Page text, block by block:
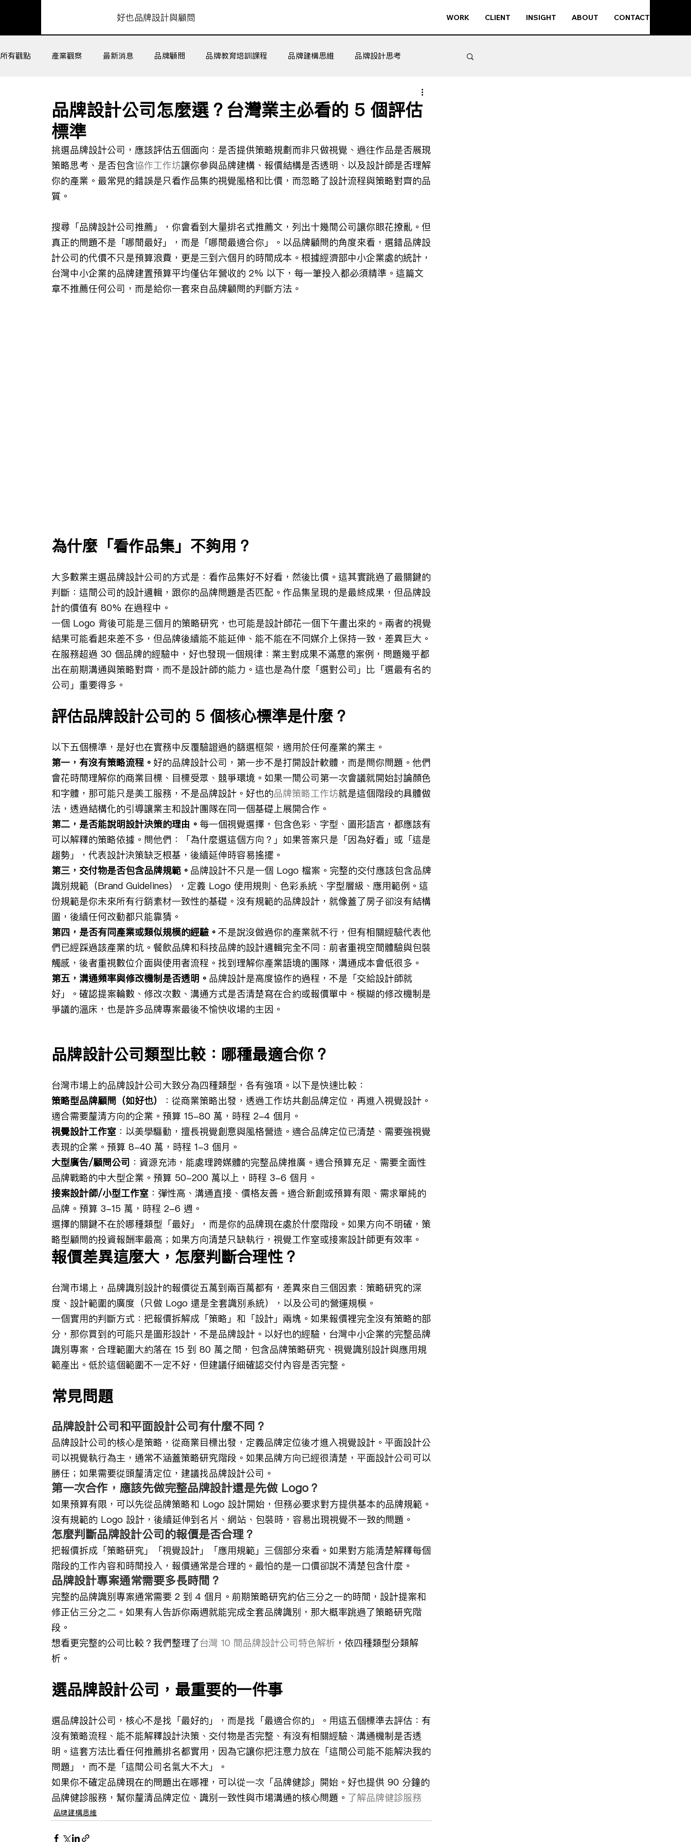
​好也品牌設計與顧問 WORK CLIENT INSIGHT ABOUT CONTACT
所有觀點 產業觀察 最新消息 品牌顧問 品牌教育培訓課程 品牌建構思維 品牌設計思考
品牌設計公司怎麼選？台灣業主必看的 5 個評估
標準
挑選品牌設計公司，應該評估五個面向：是否提供策略規劃而非只做視覺、過往作品是否展現
策略思考、是否包含協作工作坊讓你參與品牌建構、報價結構是否透明、以及設計師是否理解
你的產業。最常見的錯誤是只看作品集的視覺風格和比價，而忽略了設計流程與策略對齊的品
質。
搜尋「品牌設計公司推薦」，你會看到大量排名式推薦文，列出十幾間公司讓你眼花撩亂。但
真正的問題不是「哪間最好」，而是「哪間最適合你」。以品牌顧問的角度來看，選錯品牌設
計公司的代價不只是預算浪費，更是三到六個月的時間成本。根據經濟部中小企業處的統計，
台灣中小企業的品牌建置預算平均僅佔年營收的 2% 以下，每一筆投入都必須精準。這篇文
章不推薦任何公司，而是給你一套來自品牌顧問的判斷方法。
為什麼「看作品集」不夠用？
大多數業主選品牌設計公司的方式是：看作品集好不好看，然後比價。這其實跳過了最關鍵的
判斷：這間公司的設計邏輯，跟你的品牌問題是否匹配。作品集呈現的是最終成果，但品牌設
計的價值有 80% 在過程中。
一個 Logo 背後可能是三個月的策略研究，也可能是設計師花一個下午畫出來的。兩者的視覺
結果可能看起來差不多，但品牌後續能不能延伸、能不能在不同媒介上保持一致，差異巨大。
在服務超過 30 個品牌的經驗中，好也發現一個規律：業主對成果不滿意的案例，問題幾乎都
出在前期溝通與策略對齊，而不是設計師的能力。這也是為什麼「選對公司」比「選最有名的
公司」重要得多。
評估品牌設計公司的 5 個核心標準是什麼？
以下五個標準，是好也在實務中反覆驗證過的篩選框架，適用於任何產業的業主。
第一，有沒有策略流程。 好的品牌設計公司，第一步不是打開設計軟體，而是問你問題。他們
會花時間理解你的商業目標、目標受眾、競爭環境。如果一間公司第一次會議就開始討論顏色
和字體，那可能只是美工服務，不是品牌設計。好也的品牌策略工作坊就是這個階段的具體做
法，透過結構化的引導讓業主和設計團隊在同一個基礎上展開合作。
第二，是否能說明設計決策的理由。 每一個視覺選擇，包含色彩、字型、圖形語言，都應該有
可以解釋的策略依據。問他們：「為什麼選這個方向？」如果答案只是「因為好看」或「這是
趨勢」，代表設計決策缺乏根基，後續延伸時容易搖擺。
第三，交付物是否包含品牌規範。 品牌設計不只是一個 Logo 檔案。完整的交付應該包含品牌
識別規範（Brand Guidelines），定義 Logo 使用規則、色彩系統、字型層級、應用範例。這
份規範是你未來所有行銷素材一致性的基礎。沒有規範的品牌設計，就像蓋了房子卻沒有結構
圖，後續任何改動都只能靠猜。
第四，是否有同產業或類似規模的經驗。 不是說沒做過你的產業就不行，但有相關經驗代表他
們已經踩過該產業的坑。餐飲品牌和科技品牌的設計邏輯完全不同：前者重視空間體驗與包裝
觸感，後者重視數位介面與使用者流程。找到理解你產業語境的團隊，溝通成本會低很多。
第五，溝通頻率與修改機制是否透明。 品牌設計是高度協作的過程，不是「交給設計師就
好」。確認提案輪數、修改次數、溝通方式是否清楚寫在合約或報價單中。模糊的修改機制是
爭議的溫床，也是許多品牌專案最後不愉快收場的主因。
品牌設計公司類型比較：哪種最適合你？
台灣市場上的品牌設計公司大致分為四種類型，各有強項。以下是快速比較：
策略型品牌顧問（如好也）
：從商業策略出發，透過工作坊共創品牌定位，再進入視覺設計。
適合需要釐清方向的企業。預算 15-80 萬，時程 2-4 個月。
視覺設計工作室 ：以美學驅動，擅長視覺創意與風格營造。適合品牌定位已清楚、需要強視覺
表現的企業。預算 8-40 萬，時程 1-3 個月。
大型廣告/顧問公司 ：資源充沛，能處理跨媒體的完整品牌推廣。適合預算充足、需要全面性
品牌戰略的中大型企業。預算 50-200 萬以上，時程 3-6 個月。
接案設計師/小型工作室 ：彈性高、溝通直接、價格友善。適合新創或預算有限、需求單純的
品牌。預算 3-15 萬，時程 2-6 週。
選擇的關鍵不在於哪種類型「最好」，而是你的品牌現在處於什麼階段。如果方向不明確，策
略型顧問的投資報酬率最高；如果方向清楚只缺執行，視覺工作室或接案設計師更有效率。
報價差異這麼大，怎麼判斷合理性？
台灣市場上，品牌識別設計的報價從五萬到兩百萬都有，差異來自三個因素：策略研究的深
度、設計範圍的廣度（只做 Logo 還是全套識別系統），以及公司的營運規模。
一個實用的判斷方式：把報價拆解成「策略」和「設計」兩塊。如果報價裡完全沒有策略的部
分，那你買到的可能只是圖形設計，不是品牌設計。以好也的經驗，台灣中小企業的完整品牌
識別專案，合理範圍大約落在 15 到 80 萬之間，包含品牌策略研究、視覺識別設計與應用規
範產出。低於這個範圍不一定不好，但建議仔細確認交付內容是否完整。
常見問題
品牌設計公司和平面設計公司有什麼不同？
品牌設計公司的核心是策略，從商業目標出發，定義品牌定位後才進入視覺設計。平面設計公
司以視覺執行為主，通常不涵蓋策略研究階段。如果品牌方向已經很清楚，平面設計公司可以
勝任；如果需要從頭釐清定位，建議找品牌設計公司。
第一次合作，應該先做完整品牌設計還是先做 Logo？
如果預算有限，可以先從品牌策略和 Logo 設計開始，但務必要求對方提供基本的品牌規範。
沒有規範的 Logo 設計，後續延伸到名片、網站、包裝時，容易出現視覺不一致的問題。
怎麼判斷品牌設計公司的報價是否合理？
把報價拆成「策略研究」「視覺設計」「應用規範」三個部分來看。如果對方能清楚解釋每個
階段的工作內容和時間投入，報價通常是合理的。最怕的是一口價卻說不清楚包含什麼。
品牌設計專案通常需要多長時間？
完整的品牌識別專案通常需要 2 到 4 個月。前期策略研究約佔三分之一的時間，設計提案和
修正佔三分之二。如果有人告訴你兩週就能完成全套品牌識別，那大概率跳過了策略研究階
段。
想看更完整的公司比較？我們整理了台灣 10 間品牌設計公司特色解析 ，依四種類型分類解
析。
選品牌設計公司，最重要的一件事
選品牌設計公司，核心不是找「最好的」，而是找「最適合你的」。用這五個標準去評估：有
沒有策略流程、能不能解釋設計決策、交付物是否完整、有沒有相關經驗、溝通機制是否透
明。這套方法比看任何推薦排名都實用，因為它讓你把注意力放在「這間公司能不能解決我的
問題」，而不是「這間公司名氣大不大」。
如果你不確定品牌現在的問題出在哪裡，可以從一次「品牌健診」開始。好也提供 90 分鐘的
品牌健診服務，幫你釐清品牌定位、識別一致性與市場溝通的核心問題。 了解品牌健診服務
品牌建構思維